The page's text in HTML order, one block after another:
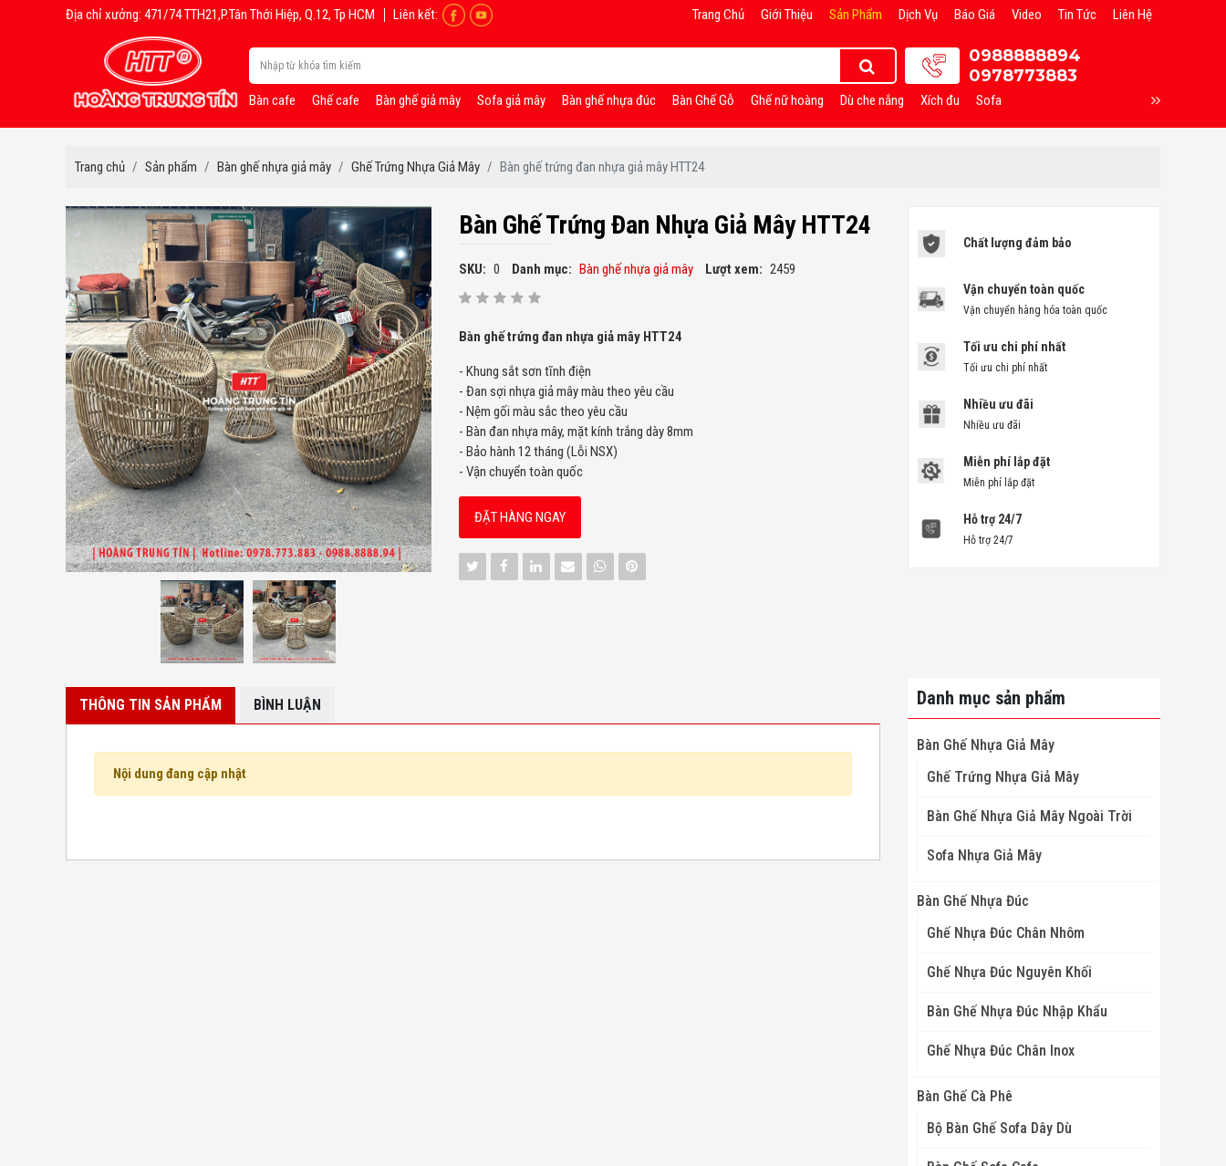
Địa chỉ xưởng: 471/74 TTH21,P.Tân Thới Hiệp, Q.12, Tp HCM Liên kết: Trang Chủ Giới Thiệu Sản Phẩm Dịch Vụ Báo Giá Video Tin Tức Liên Hệ
0988888894
0978773883
Bàn cafe Ghế cafe Bàn ghế giả mây Sofa giả mây Bàn ghế nhựa đúc Bàn Ghế Gỗ Ghế nữ hoàng Dù che nắng Xích đu Sofa
Trang chủ Sản phẩm Bàn ghế nhựa giả mây Ghế Trứng Nhựa Giả Mây Bàn ghế trứng đan nhựa giả mây HTT24
Bàn Ghế Trứng Đan Nhựa Giả Mây HTT24
SKU: 0 Danh mục: Bàn ghế nhựa giả mây Lượt xem: 2459
Bàn ghế trứng đan nhựa giả mây HTT24
- Khung sắt sơn tĩnh điện
- Đan sợi nhựa giả mây màu theo yêu cầu
- Nệm gối màu sắc theo yêu cầu
- Bàn đan nhựa mây, mặt kính trắng dày 8mm
- Bảo hành 12 tháng (Lỗi NSX)
- Vận chuyển toàn quốc
ĐẶT HÀNG NGAY
Chất lượng đảm bảo
Vận chuyển toàn quốc
Vận chuyển hàng hóa toàn quốc
Tối ưu chi phí nhất
Tối ưu chi phí nhất
Nhiều ưu đãi
Nhiều ưu đãi
Miễn phí lắp đặt
Miễn phí lắp đặt
Hỗ trợ 24/7
Hỗ trợ 24/7
THÔNG TIN SẢN PHẨM BÌNH LUẬN
Nội dung đang cập nhật
Danh mục sản phẩm
Bàn Ghế Nhựa Giả Mây
Ghế Trứng Nhựa Giả Mây
Bàn Ghế Nhựa Giả Mây Ngoài Trời
Sofa Nhựa Giả Mây
Bàn Ghế Nhựa Đúc
Ghế Nhựa Đúc Chân Nhôm
Ghế Nhựa Đúc Nguyên Khối
Bàn Ghế Nhựa Đúc Nhập Khẩu
Ghế Nhựa Đúc Chân Inox
Bàn Ghế Cà Phê
Bộ Bàn Ghế Sofa Dây Dù